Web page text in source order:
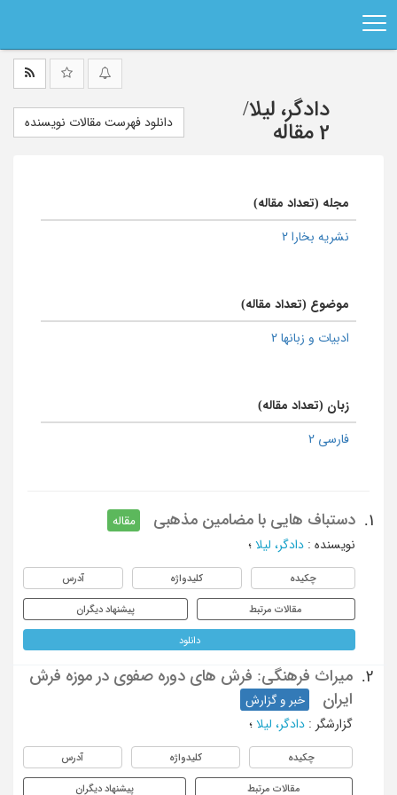
دادگر، لیلا/
2 مقاله
دانلود فهرست مقالات نویسنده
مجله (تعداد مقاله)
نشریه بخارا 2
موضوع (تعداد مقاله)
ادبیات و زبانها 2
زبان (تعداد مقاله)
فارسی 2
1. دستباف هایی با مضامین مذهبی
مقاله
نویسنده : دادگر، لیلا ؛
چکیده کلیدواژه آدرس
مقالات مرتبط پیشنهاد دیگران
دانلود
2.
میراث فرهنگی: فرش های دوره صفوی در موزه فرش
ایران
خبر و گزارش
گزارشگر : دادگر، لیلا ؛
چکیده کلیدواژه آدرس
مقالات مرتبط پیشنهاد دیگران